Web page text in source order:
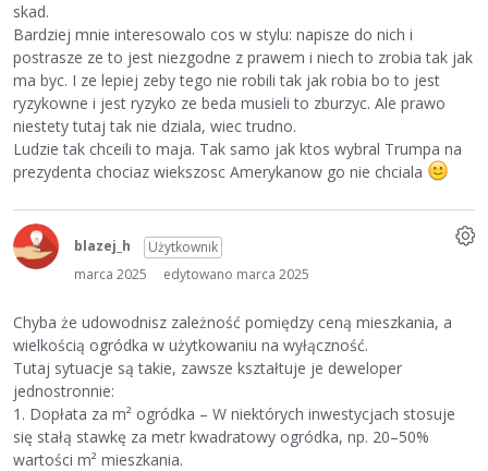
skad.
Bardziej mnie interesowalo cos w stylu: napisze do nich i
postrasze ze to jest niezgodne z prawem i niech to zrobia tak jak
ma byc. I ze lepiej zeby tego nie robili tak jak robia bo to jest
ryzykowne i jest ryzyko ze beda musieli to zburzyc. Ale prawo
niestety tutaj tak nie dziala, wiec trudno.
Ludzie tak chceili to maja. Tak samo jak ktos wybral Trumpa na
prezydenta chociaz wiekszosc Amerykanow go nie chciala
blazej_h
Użytkownik
marca 2025
edytowano marca 2025
Chyba że udowodnisz zależność pomiędzy ceną mieszkania, a
wielkością ogródka w użytkowaniu na wyłączność.
Tutaj sytuacje są takie, zawsze kształtuje je deweloper
jednostronnie:
1. Dopłata za m² ogródka – W niektórych inwestycjach stosuje
się stałą stawkę za metr kwadratowy ogródka, np. 20–50%
wartości m² mieszkania.